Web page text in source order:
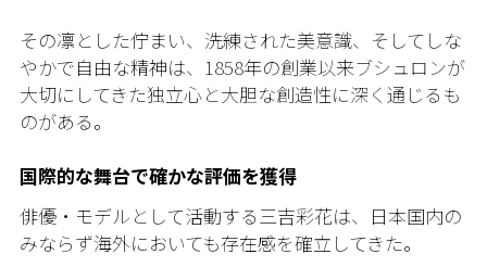
その凛とした佇まい、洗練された美意識、そしてしな
やかで自由な精神は、1858年の創業以来ブシュロンが
大切にしてきた独立心と大胆な創造性に深く通じるも
のがある。
国際的な舞台で確かな評価を獲得
俳優・モデルとして活動する三吉彩花は、日本国内の
みならず海外においても存在感を確立してきた。